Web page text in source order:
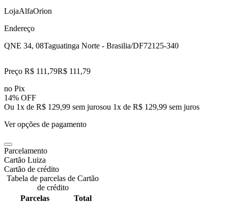
LojaAlfaOrion
Endereço
QNE 34, 08Taguatinga Norte - Brasilia/DF72125-340
Preço R$ 111,79R$ 111 ,79
no Pix
14% OFF
Ou 1x de R$ 129,99 sem jurosou 1x de R$ 129,99 sem juros
Ver opções de pagamento
Parcelamento
Cartão Luiza
Cartão de crédito
Tabela de parcelas de Cartão
de crédito
Parcelas
Total